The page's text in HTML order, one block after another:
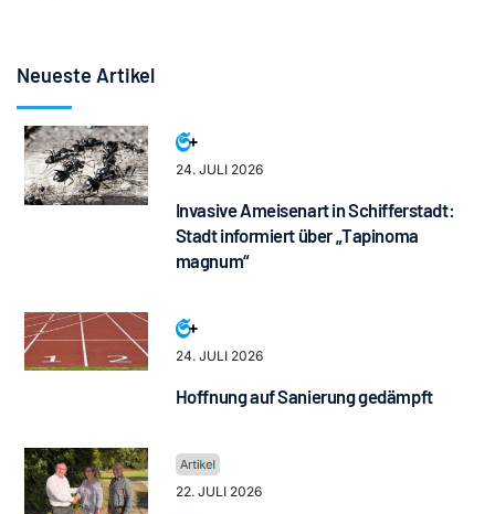
Neueste Artikel
24. JULI 2026
Invasive Ameisenart in Schifferstadt:
Stadt informiert über „Tapinoma
magnum“
24. JULI 2026
Hoffnung auf Sanierung gedämpft
22. JULI 2026